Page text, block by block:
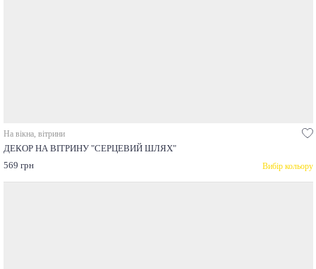
На вікна, вітрини
ДЕКОР НА ВІТРИНУ "СЕРЦЕВИЙ ШЛЯХ"
569 грн
Вибір кольору